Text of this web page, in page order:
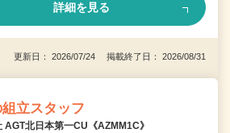
詳細を見る
更新日： 2026/07/24 掲載終了日： 2026/08/31
立スタッフ
北日本第一CU《AZMM1C》